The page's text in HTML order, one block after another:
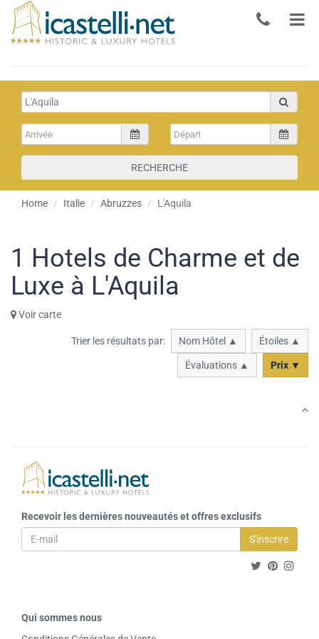
RECHERCHE
Home Italie Abruzzes L'Aquila
1 Hotels de Charme et de
Luxe à L'Aquila
Voir carte
Trier les résultats par: Nom Hôtel ▲ Étoiles ▲
Évaluations ▲ Prix ▼
Recevoir les dernières nouveautés et offres exclusifs
S'inscrire
Qui sommes nous